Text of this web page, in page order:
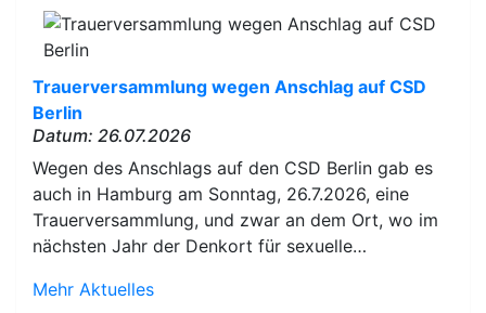
Trauerversammlung wegen Anschlag auf CSD
Berlin
Datum: 26.07.2026
Wegen des Anschlags auf den CSD Berlin gab es
auch in Hamburg am Sonntag, 26.7.2026, eine
Trauerversammlung, und zwar an dem Ort, wo im
nächsten Jahr der Denkort für sexuelle…
Mehr Aktuelles